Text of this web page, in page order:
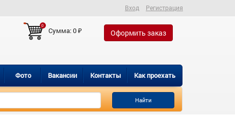
Вход Регистрация
0
Сумма:0₽ Оформить заказ
Фото Вакансии Контакты Как проехать
Найти